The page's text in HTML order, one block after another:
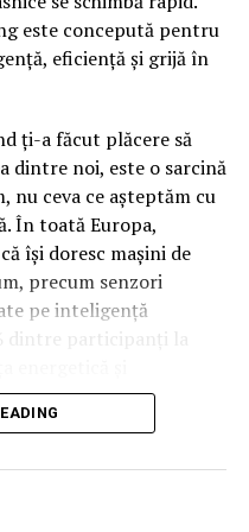
pot fi comandate si prin
se poate face
sau invitatii
este concepută pentru
eficiență și grijă în
ți-a făcut plăcere să
dintre noi, este o sarcină
nu ceva ce așteptăm cu
În toată Europa,
își doresc mașini de
precum senzori
pe inteligență
dintre participanți la
artificială drept
Cererea
clar: oamenii nu vor